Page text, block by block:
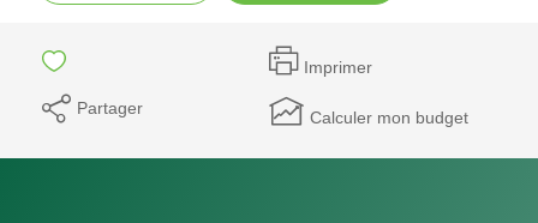
Imprimer
Partager Calculer mon budget